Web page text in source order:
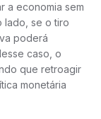
a economia sem
lado, se o tiro
poderá
caso, o
que retroagir
monetária